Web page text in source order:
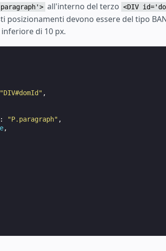
all'interno del terzo <DIV
posizionamenti devono essere del tipo
di 10 px.
"DIV#domId" ,
: "P.paragraph" ,
,